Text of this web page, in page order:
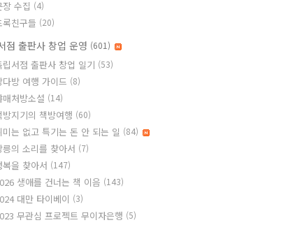
장 수집 (4)
록친구들 (20)
점 출판사 창업 운영 (601)
립서점 출판사 창업 일기 (53)
다방 여행 가이드 (8)
매처방소설 (14)
방지기의 책방여행 (60)
미는 없고 특기는 돈 안 되는 일 (84)
릉의 소리를 찾아서 (7)
복을 찾아서 (147)
생애를 건너는 책 이음 (143)
대만 타이베이 (3)
무관심 프로젝트 무이자은행 (5)